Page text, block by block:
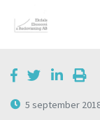
5 september